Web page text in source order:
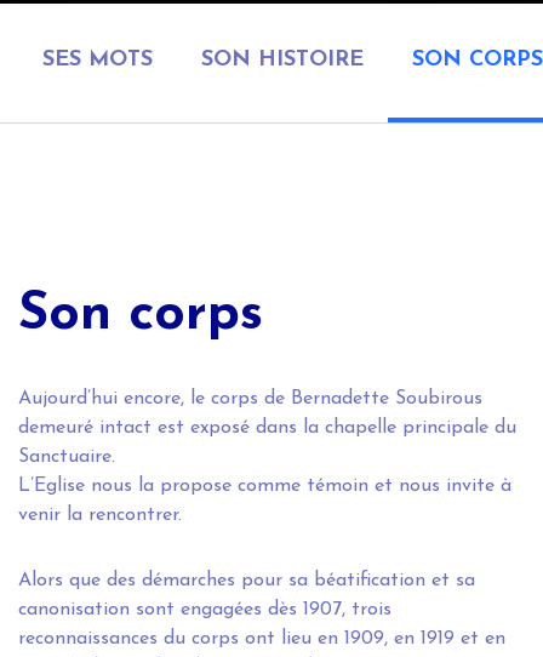
SES MOTS SON HISTOIRE SON CORPS
Son corps
Aujourd’hui encore, le corps de Bernadette Soubirous
demeuré intact est exposé dans la chapelle principale du
Sanctuaire.
L’Eglise nous la propose comme témoin et nous invite à
venir la rencontrer.
Alors que des démarches pour sa béatification et sa
canonisation sont engagées dès 1907, trois
reconnaissances du corps ont lieu en 1909, en 1919 et en